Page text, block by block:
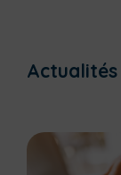
Actualités